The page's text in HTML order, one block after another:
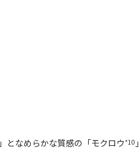
」となめらかな質感の「モクロウ*10